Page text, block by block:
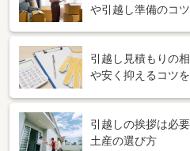
や引越し準備のコツ
引越し見積もりの
や安く抑えるコツ
引越しの挨拶は必
土産の選び方